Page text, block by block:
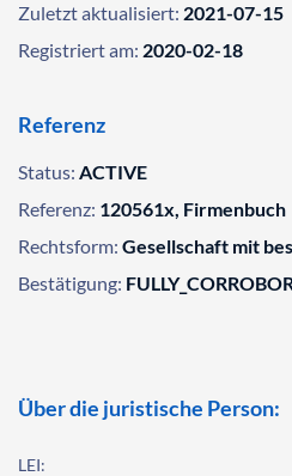
Zuletzt aktualisiert: 2021-07-15
Registriert am: 2020-02-18
Referenz
Status: ACTIVE
Referenz: 120561x, Firmenbuch
Rechtsform: Gesellschaft mit
Bestätigung:
Über die juristische Person:
LEI: